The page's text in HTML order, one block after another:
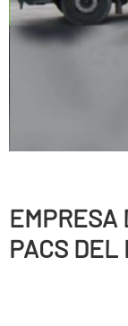
EMPRESA
PACS DEL